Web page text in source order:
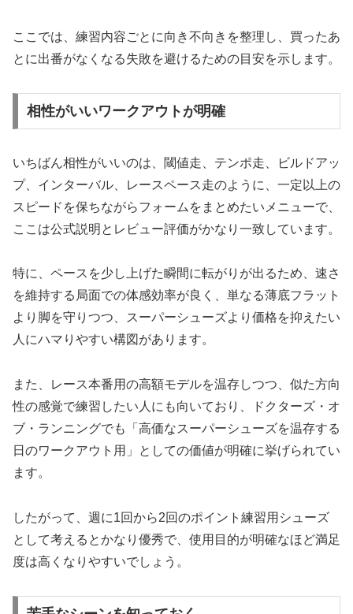
ここでは、練習内容ごとに向き不向きを整理し、買ったあ
とに出番がなくなる失敗を避けるための目安を示します。
相性がいいワークアウトが明確
いちばん相性がいいのは、閾値走、テンポ走、ビルドアッ
プ、インターバル、レースペース走のように、一定以上の
スピードを保ちながらフォームをまとめたいメニューで、
ここは公式説明とレビュー評価がかなり一致しています。
特に、ペースを少し上げた瞬間に転がりが出るため、速さ
を維持する局面での体感効率が良く、単なる薄底フラット
より脚を守りつつ、スーパーシューズより価格を抑えたい
人にハマりやすい構図があります。
また、レース本番用の高額モデルを温存しつつ、似た方向
性の感覚で練習したい人にも向いており、ドクターズ・オ
ブ・ランニングでも「高価なスーパーシューズを温存する
日のワークアウト用」としての価値が明確に挙げられてい
ます。
したがって、週に1回から2回のポイント練習用シューズ
として考えるとかなり優秀で、使用目的が明確なほど満足
度は高くなりやすいでしょう。